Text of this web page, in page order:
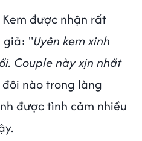
được nhận rất
giả: "Uyên kem xinh
Couple này xịn nhất
nào trong làng
được tình cảm nhiều